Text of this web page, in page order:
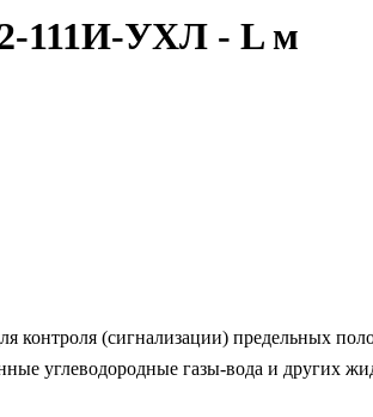
111И-УХЛ - L м
(сигнализации) предельных
углеводородные газы-вода и других